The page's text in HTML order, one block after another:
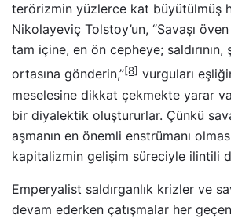
terörizmin yüzlerce kat büyütülmüş
Nikolayeviç Tolstoy’un, “Savaşı öven
tam içine, en ön cepheye;
ortasına gönderin,”[8] vurguları
meselesine dikkat çekmekte yarar
bir diyalektik oluştururlar. Çünkü
aşmanın en önemli enstrümanı
kapitalizmin gelişim süreciyle ilintili
Emperyalist saldırganlık krizler ve
devam ederken çatışmalar her